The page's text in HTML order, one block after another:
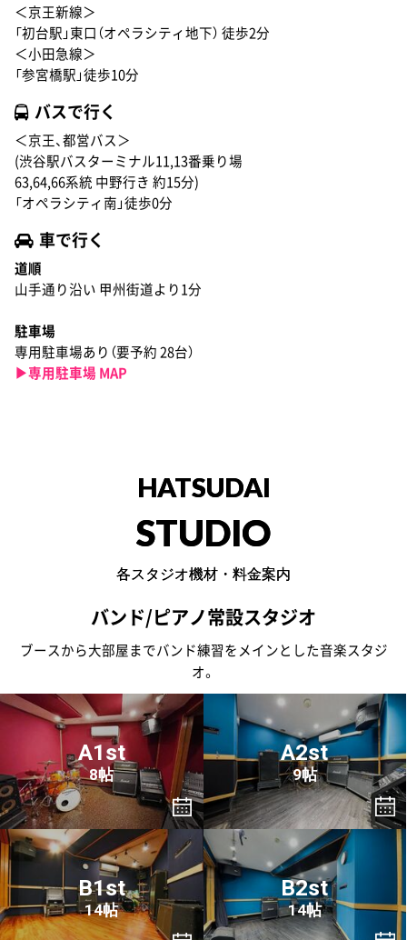
＜京王新線＞
「初台駅」東口（オペラシティ地下） 徒歩2分
＜小田急線＞
「参宮橋駅」徒歩10分
バスで行く
＜京王、都営バス＞
(渋谷駅バスターミナル11,13番乗り場
63,64,66系統 中野行き 約15分)
「オペラシティ南」徒歩0分
車で行く
道順
山手通り沿い 甲州街道より1分
駐車場
専用駐車場あり（要予約 28台）
▶︎専用駐車場 MAP
HATSUDAI
STUDIO
各スタジオ機材・料金案内
バンド/ピアノ常設スタジオ
ブースから大部屋までバンド練習をメインとした音楽スタジ
オ。
A1st
8帖
A2st
9帖
B1st
14帖
B2st
14帖